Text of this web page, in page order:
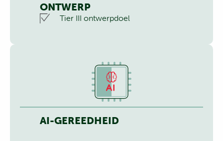
ONTWERP
Tier III ontwerpdoel
AI-GEREEDHEID